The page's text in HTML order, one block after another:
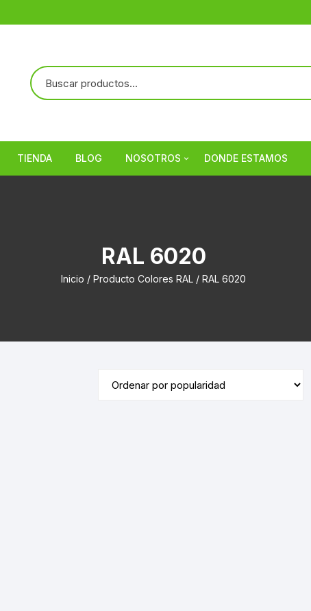
TIENDA BLOG NOSOTROS DONDE ESTAMOS
RAL 6020
Inicio / Producto Colores RAL / RAL 6020